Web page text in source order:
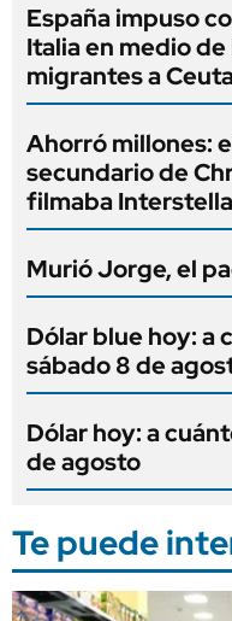
España impuso
Italia en medio
migrantes a Ceuta
Ahorró millones:
secundario de
filmaba
Murió Jorge, el
Dólar blue hoy: a
sábado 8 de
Dólar hoy: a
de agosto
Te puede